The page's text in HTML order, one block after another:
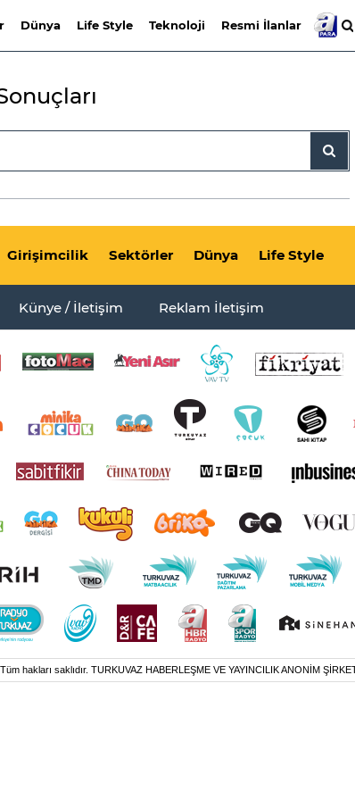
Dünya Life Style Teknoloji Resmi İlanlar
Girişimcilik Sektörler Dünya Life Style
Künye / İletişim Reklam İletişim
hakları saklıdır. TURKUVAZ HABERLEŞME VE YAYINCILIK ANONİM